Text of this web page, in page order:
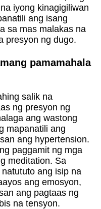
iyong kinagigiliwan
ang isang
sa mas malakas na
presyon ng dugo.
pamamahala
salik na
ng presyon ng
ang wastong
mapanatili ang
ang hypertension.
paggamit ng mga
meditation. Sa
ang isip na
ang emosyon,
ang pagtaas ng
na tensyon.